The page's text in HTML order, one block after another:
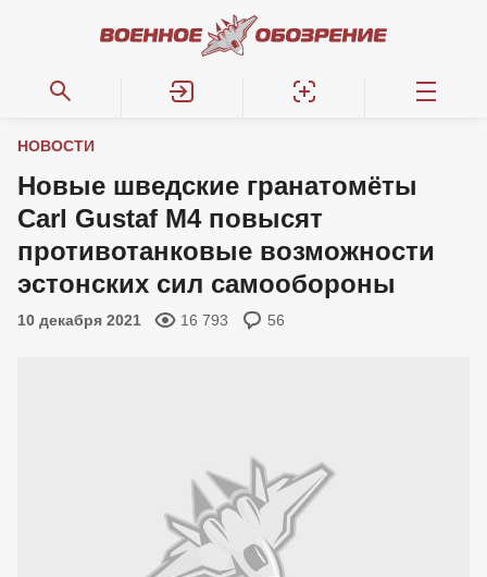
НОВОСТИ
Новые шведские гранатомёты
Carl Gustaf M4 повысят
противотанковые возможности
эстонских сил самообороны
10 декабря 2021 16 793 56